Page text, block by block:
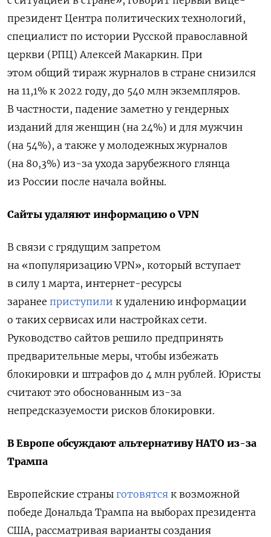
президент Центра политических технологий,
специалист по истории Русской православной
церкви (РПЦ) Алексей Макаркин. При
этом общий тираж журналов в стране снизился
на 11,1% к 2022 году, до 540 млн экземпляров.
В частности, падение заметно у гендерных
изданий для женщин (на 24%) и для мужчин
(на 54%), а также у молодежных журналов
(на 80,3%) из-за ухода зарубежного глянца
из России после начала войны.
Сайты удаляют информацию о VPN
В связи с грядущим запретом
на «популяризацию VPN», который вступает
в силу 1 марта, интернет-ресурсы
заранее приступили к удалению информации
о таких сервисах или настройках сети.
Руководство сайтов решило предпринять
предварительные меры, чтобы избежать
блокировки и штрафов до 4 млн рублей. Юристы
считают это обоснованным из-за
непредсказуемости рисков блокировки.
В Европе обсуждают альтернативу НАТО из-за
Трампа
Европейские страны готовятся к возможной
победе Дональда Трампа на выборах президента
США, рассматривая варианты создания